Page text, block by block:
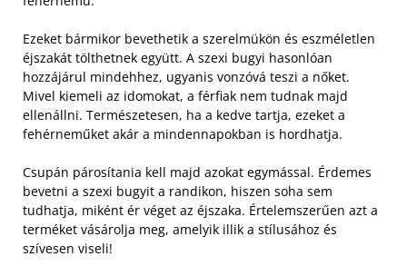
Ezeket bármikor bevethetik a szerelmükön és eszméletlen
éjszakát tölthetnek együtt. A szexi bugyi hasonlóan
hozzájárul mindehhez, ugyanis vonzóvá teszi a nőket.
Mivel kiemeli az idomokat, a férfiak nem tudnak majd
ellenállni. Természetesen, ha a kedve tartja, ezeket a
fehérneműket akár a mindennapokban is hordhatja.
Csupán párosítania kell majd azokat egymással. Érdemes
bevetni a szexi bugyit a randikon, hiszen soha sem
tudhatja, miként ér véget az éjszaka. Értelemszerűen azt a
terméket vásárolja meg, amelyik illik a stílusához és
szívesen viseli!